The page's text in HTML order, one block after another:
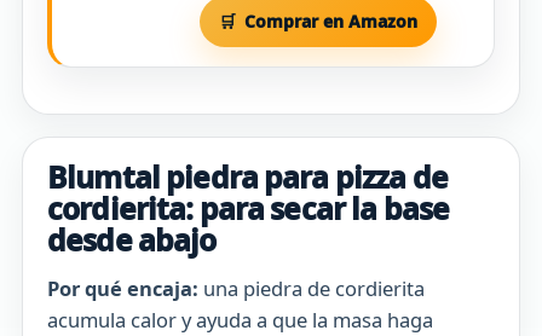
Comprar en Amazon
Blumtal piedra para pizza de
cordierita: para secar la base
desde abajo
Por qué encaja: una piedra de cordierita
acumula calor y ayuda a que la masa haga